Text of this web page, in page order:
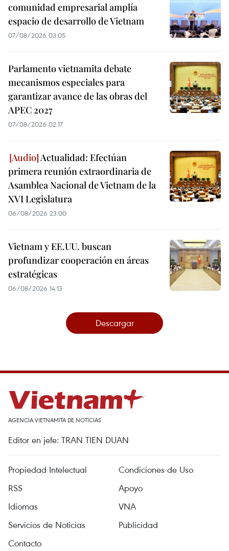
comunidad empresarial amplía
espacio de desarrollo de Vietnam
07/08/2026 03:05
Parlamento vietnamita debate
mecanismos especiales para
garantizar avance de las obras del
APEC 2027
07/08/2026 02:17
Actualidad: Efectúan
primera reunión extraordinaria de
Asamblea Nacional de Vietnam de la
XVI Legislatura
06/08/2026 23:00
Vietnam y EE.UU. buscan
profundizar cooperación en áreas
estratégicas
06/08/2026 14:13
Descargar
AGENCIA VIETNAMITA DE NOTICIAS
Editor en jefe: TRAN TIEN DUAN
Propiedad Intelectual
Condiciones de Uso
RSS
Apoyo
Idiomas
VNA
Servicios de Noticias
Publicidad
Contacto